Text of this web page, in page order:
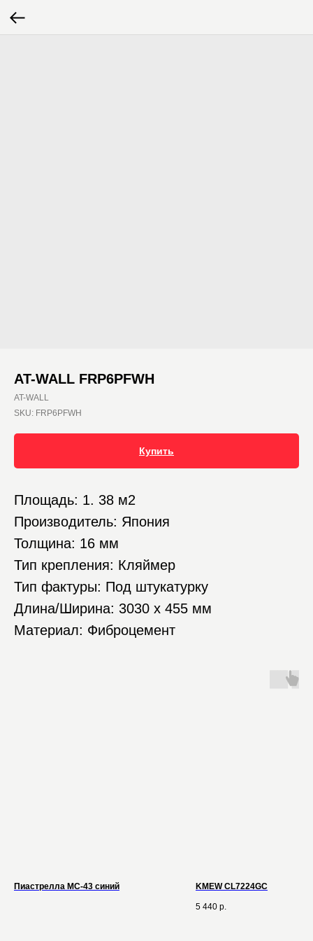
AT-WALL FRP6PFWH
AT-WALL
SKU: FRP6PFWH
Купить
Площадь: 1. 38 м2
Производитель: Япония
Толщина: 16 мм
Тип крепления: Кляймер
Тип фактуры: Под штукатурку
Длина/Ширина: 3030 х 455 мм
Материал: Фиброцемент
Пиастрелла МС-43 синий KMEW CL7224GC
5 440 р.